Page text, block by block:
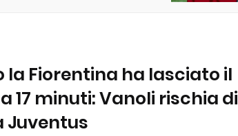
Fiorentina ha lasciato il
17 minuti: Vanoli rischia di
Juventus